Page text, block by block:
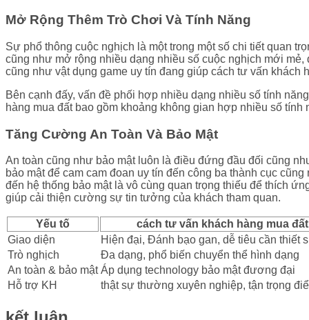
Mở Rộng Thêm Trò Chơi Và Tính Năng
Sự phổ thông cuộc nghịch là một trong một số chi tiết quan
cũng như mở rộng nhiều dạng nhiều số cuộc nghịch mới
cũng như vật dụng game uy tín đang giúp cách tư vấn
Bên cạnh đấy, vấn đề phối hợp nhiều dạng nhiều số tính
hàng mua đất bao gồm khoảng không gian hợp nhiều số
Tăng Cường An Toàn Và Bảo Mật
An toàn cũng như bảo mật luôn là điều đứng đầu đối cũng
bảo mật để cam cam đoan uy tín đến công ba thành cục
đến hệ thống bảo mật là vô cùng quan trọng thiếu để thích
giúp cải thiện cường sự tin tưởng của khách tham quan.
Yếu tố
cách tư vấn khách hàng mua đất
Giao diện
Hiện đại, Đánh bạo gan, dễ tiêu cần thiết
Trò nghịch
Đa dạng, phổ biến chuyển thể hình dạng
An toàn & bảo mật Áp dụng technology bảo mật đương đại
Hỗ trợ KH
thật sự thường xuyên nghiệp, tận trọng